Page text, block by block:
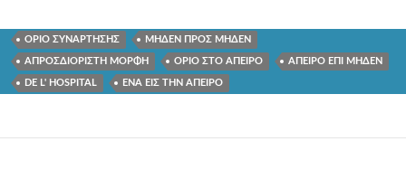
ΟΡΙΟ ΣΥΝΑΡΤΗΣΗΣ ΜΗΔΕΝ ΠΡΟΣ ΜΗΔΕΝ
ΑΠΡΟΣΔΙΟΡΙΣΤΗ ΜΟΡΦΗ ΟΡΙΟ ΣΤΟ ΑΠΕΙΡΟ ΑΠΕΙΡΟ ΕΠΙ ΜΗΔΕΝ
DE L' HOSPITAL ΕΝΑ ΕΙΣ ΤΗΝ ΑΠΕΙΡΟ